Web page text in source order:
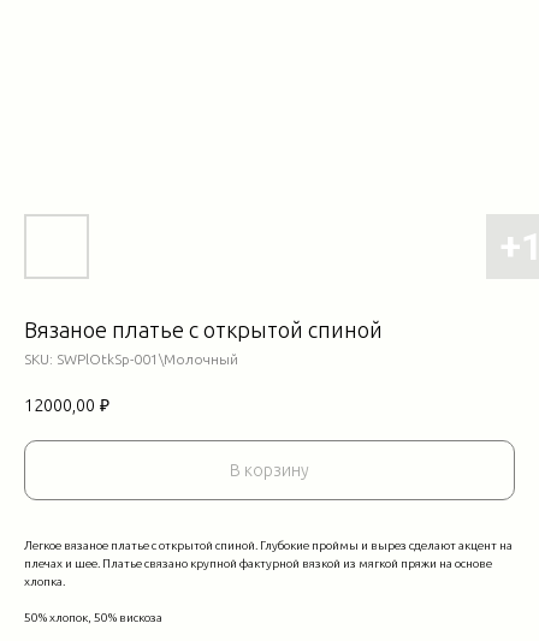
Вязаное платье с открытой спиной
SKU: SWPlOtkSp-001\Молочный
12000,00 ₽
В корзину
Легкое вязаное платье с открытой спиной. Глубокие проймы и вырез сделают акцент на
плечах и шее. Платье связано крупной фактурной вязкой из мягкой пряжи на основе
хлопка.
50% хлопок, 50% вискоза